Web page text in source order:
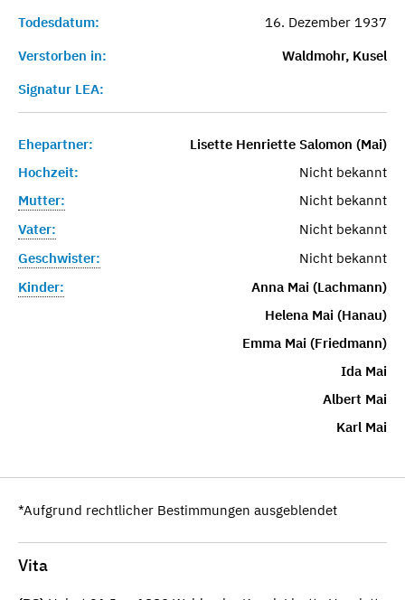
Todesdatum:
16. Dezember 1937
Verstorben in:
Waldmohr, Kusel
Signatur LEA:
Ehepartner:
Lisette Henriette Salomon (Mai)
Hochzeit:
Nicht bekannt
Mutter:
Nicht bekannt
Vater:
Nicht bekannt
Geschwister:
Nicht bekannt
Kinder:
Anna Mai (Lachmann)
Helena Mai (Hanau)
Emma Mai (Friedmann)
Ida Mai
Albert Mai
Karl Mai
*Aufgrund rechtlicher Bestimmungen ausgeblendet
Vita